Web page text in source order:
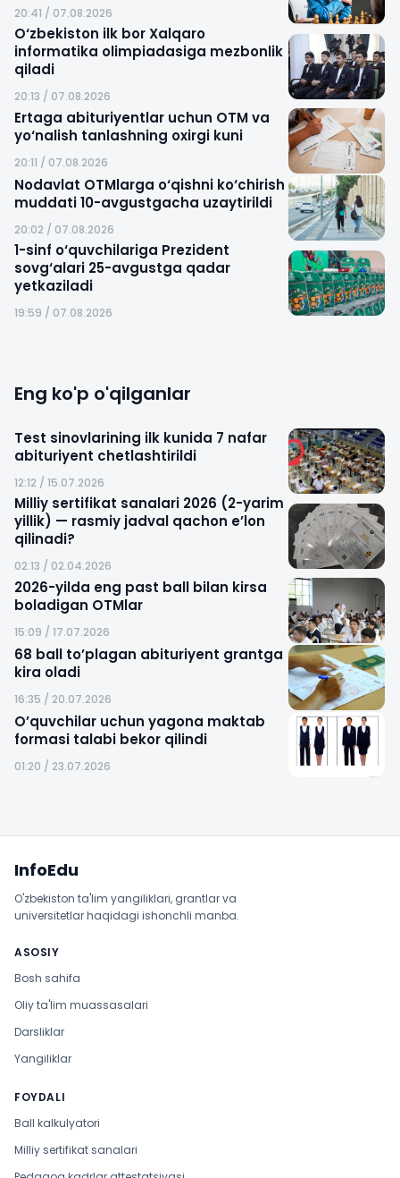
20:41 / 07.08.2026
O‘zbekiston ilk bor Xalqaro
informatika olimpiadasiga mezbonlik
qiladi
20:13 / 07.08.2026
Ertaga abituriyentlar uchun OTM va
yo‘nalish tanlashning oxirgi kuni
20:11 / 07.08.2026
Nodavlat OTMlarga o‘qishni ko‘chirish
muddati 10-avgustgacha uzaytirildi
20:02 / 07.08.2026
1-sinf o‘quvchilariga Prezident
sovg‘alari 25-avgustga qadar
yetkaziladi
19:59 / 07.08.2026
Eng ko'p o'qilganlar
Test sinovlarining ilk kunida 7 nafar
abituriyent chetlashtirildi
12:12 / 15.07.2026
Milliy sertifikat sanalari 2026 (2-yarim
yillik) — rasmiy jadval qachon e’lon
qilinadi?
02:13 / 02.04.2026
2026-yilda eng past ball bilan kirsa
boladigan OTMlar
15:09 / 17.07.2026
68 ball to’plagan abituriyent grantga
kira oladi
16:35 / 20.07.2026
O’quvchilar uchun yagona maktab
formasi talabi bekor qilindi
01:20 / 23.07.2026
InfoEdu
O'zbekiston ta'lim yangiliklari, grantlar va
universitetlar haqidagi ishonchli manba.
ASOSIY
Bosh sahifa
Oliy ta'lim muassasalari
Darsliklar
Yangiliklar
FOYDALI
Ball kalkulyatori
Milliy sertifikat sanalari